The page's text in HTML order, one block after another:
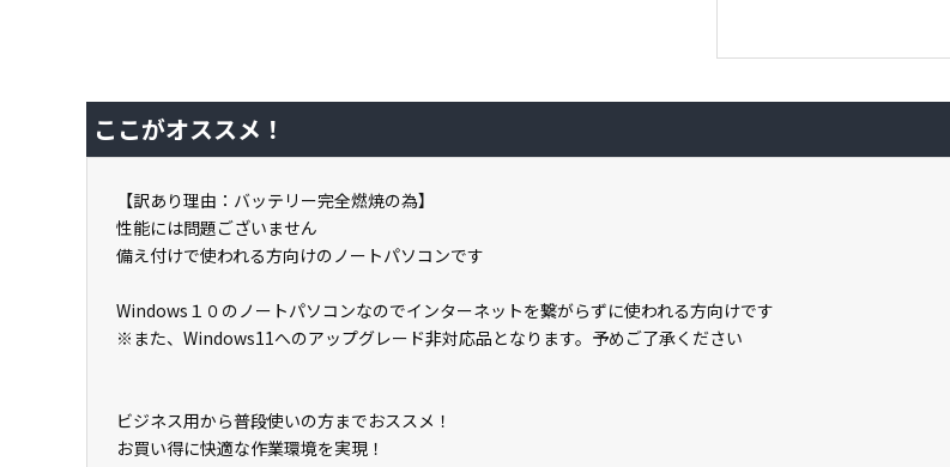
ここがオススメ！
【訳あり理由：バッテリー完全燃焼の為】
性能には問題ございません
備え付けで使われる方向けのノートパソコンです
Windows１０のノートパソコンなのでインターネットを繋がらずに使われる方向けです
※また、Windows11へのアップグレード非対応品となります。予めご了承ください
ビジネス用から普段使いの方までおススメ！
お買い得に快適な作業環境を実現！